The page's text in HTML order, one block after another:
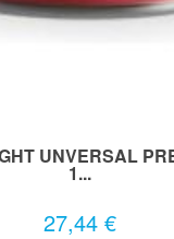
UNVERSAL
1...
27,44 €